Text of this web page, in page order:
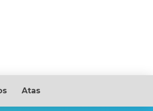
Atas